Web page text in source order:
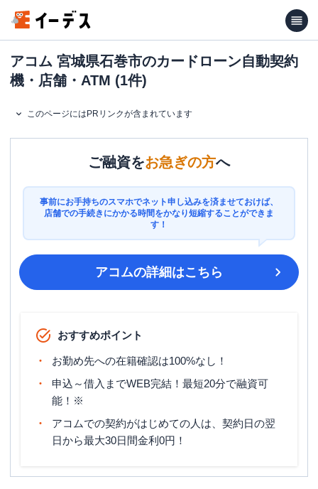
アコム 宮城県石巻市のカードローン自動契約
機・店舗・ATM (1件)
このページにはPRリンクが含まれています
ご融資をお急ぎの方へ
事前にお手持ちのスマホでネット申し込みを済ませておけば、
店舗での手続きにかかる時間をかなり短縮することができま
す！
アコムの詳細はこちら
おすすめポイント
お勤め先への在籍確認は100%なし！
申込～借入までWEB完結！最短20分で融資可
能！※
アコムでの契約がはじめての人は、契約日の翌
日から最大30日間金利0円！